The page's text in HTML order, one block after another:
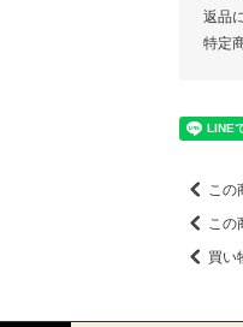
返品
特定
この
この
買い